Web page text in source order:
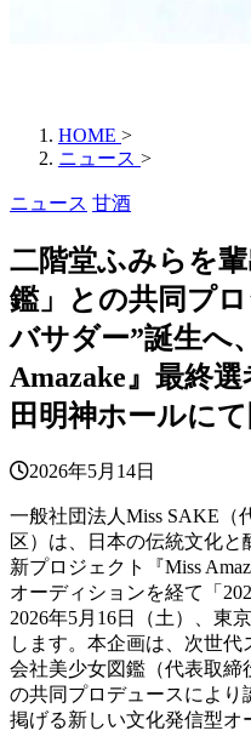
HOME >
ニュース >
ニュース 甘酒
二階堂ふみらを
鑑」との共同プ
バサダー”誕生へ
Amazake』最終
田明神ホールに
2026年5月14日
一般社団法人Miss SAKE（
区）は、日本の伝統文化
新プロジェクト『Miss
オーディションを経て「
2026年5月16日（土）、東
します。本企画は、次世
会社美少女図鑑（代表取締
の共同プロデュースにより
掲げる新しい文化発信型オ